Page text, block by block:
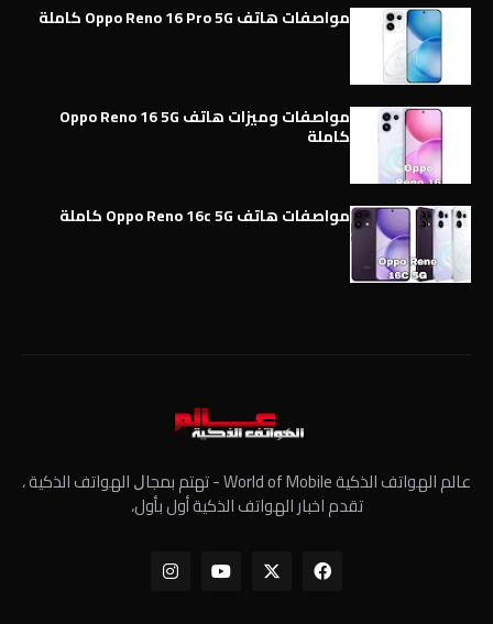
مواصفات هاتف Oppo Reno 16 Pro 5G كاملة
مواصفات وميزات هاتف Oppo Reno 16 5G
كاملة
مواصفات هاتف Oppo Reno 16c 5G كاملة
عالم الهواتف الذكية World of Mobile - ﺗﻬﺘﻢ ﺑﻤﺠﺎﻝ الهواتف الذكية ،
تقدم اخبار الهواتف الذكية أول بأول،